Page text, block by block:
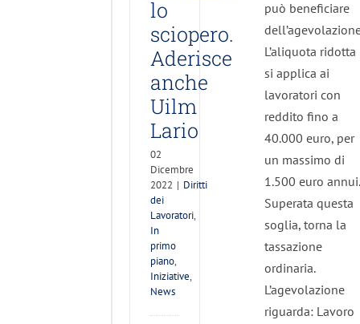
lo
sciopero.
Aderisce
anche
Uilm
Lario
02
Dicembre
2022 | Diritti
dei
Lavoratori,
In
primo
piano,
Iniziative,
News
può beneficiare
L’aliquota ridotta
si applica ai
lavoratori con
reddito fino a
40.000 euro, per
un massimo di
1.500 euro annui.
Superata questa
soglia, torna la
tassazione
ordinaria.
L’agevolazione
riguarda: Lavoro